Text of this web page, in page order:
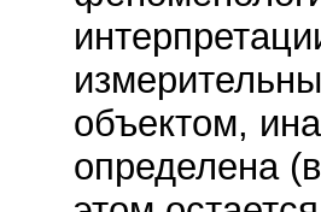
объектом,
определена